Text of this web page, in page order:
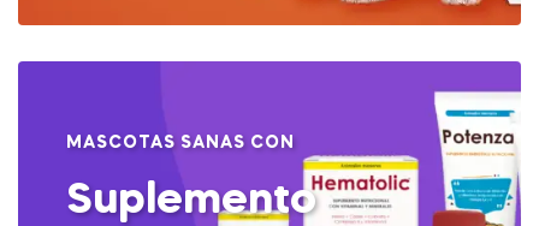
MASCOTAS SANAS CON
Suplemento